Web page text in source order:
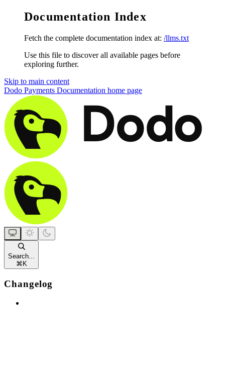
Documentation Index
Fetch the complete documentation index at: /llms.txt
Use this file to discover all available pages before
exploring further.
Skip to main content
Dodo Payments Documentation home page
Search...
⌘ K
Changelog